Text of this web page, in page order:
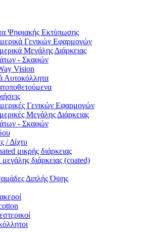
Ψηφιακής Εκτύπωσης
Γενικών Εφαρμογών
Μεγάλης Διάρκειας
- Σκαφών
Vision
Αυτοκόλλητα
Γενικών Εφαρμογών
Μεγάλης Διάρκειας
- Σκαφών
/ Δίχτυ
μικρής διάρκειας
μεγάλης διάρκειας (coated)
Διπλής Όψης